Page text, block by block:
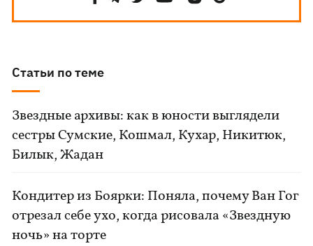
Статьи по теме
Звездные архивы: как в юности выглядели
сестры Сумские, Кошмал, Кухар, Никитюк,
Билык, Жадан
Кондитер из Боярки: Поняла, почему Ван Гог
отрезал себе ухо, когда рисовала «Звездную
ночь» на торте